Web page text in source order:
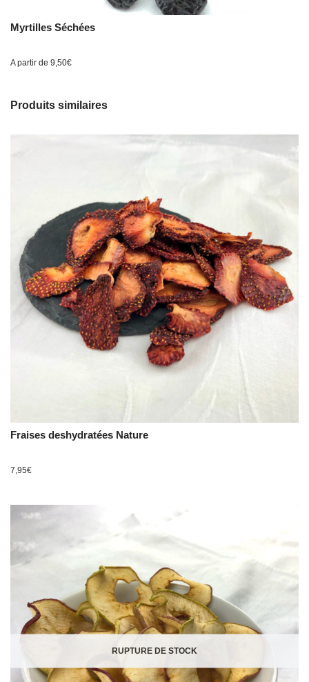
Myrtilles Séchées
A partir de 9,50€
Produits similaires
Fraises deshydratées Nature
7,95€
RUPTURE DE STOCK